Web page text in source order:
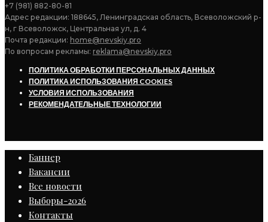
+7 (981) 882-80-81
Адрес редакции: 188645, Ленинградская область, Всеволожский р-
н, г Всеволожск, Центральная ул, д. 4
Почта редакции: home@nevskiy.pro
По вопросам рекламы: reklama@nevskiy.pro
ПОЛИТИКА ОБРАБОТКИ ПЕРСОНАЛЬНЫХ ДАННЫХ
ПОЛИТИКА ИСПОЛЬЗОВАНИЯ COOKIES
УСЛОВИЯ ИСПОЛЬЗОВАНИЯ
РЕКОМЕНДАТЕЛЬНЫЕ ТЕХНОЛОГИИ
Баннер
Вакансии
Все новости
Выборы-2026
Контакты